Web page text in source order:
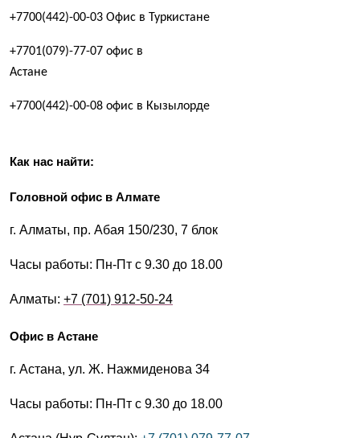
+7700(442)-00-03 Офис в Туркистане
+7701(079)-77-07 офис в
Астане
+7700(442)-00-08 офис в Кызылорде
Как нас найти:
Головной офис в Алмате
г. Алматы, пр. Абая 150/230, 7 блок
Часы работы: Пн-Пт с 9.30 до 18.00
Алматы: +7 (701) 912-50-24
Офис в Астане
г. Астана, ул. Ж. Нажмиденова 34
Часы работы: Пн-Пт с 9.30 до 18.00